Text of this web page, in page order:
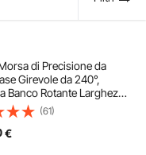
di Precisione da
Girevole da 240°,
Banco Rotante Larghezza
11,5 cm Apertura 8,5
Domestico
da Garage Officina,
Banco 4,6 kg
(61)
€